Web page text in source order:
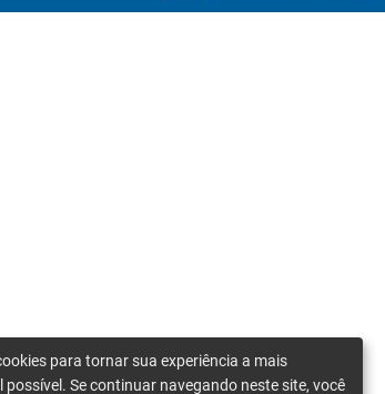
para tornar sua experiência a mais
possível. Se continuar navegando neste site, você